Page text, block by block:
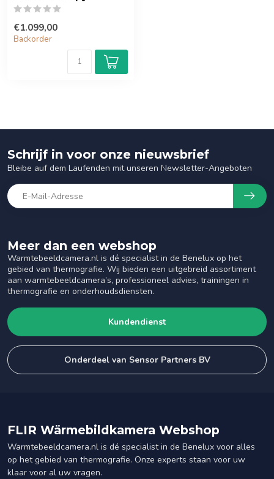
€1.099,00
Backorder
Meer dan een webshop
Warmtebeeldcamera.nl is dé specialist in de Benelux op het
gebied van thermografie. Wij bieden een uitgebreid assortiment
aan warmtebeeldcamera’s, professioneel advies, trainingen in
thermografie en onderhoudsdiensten.
Kundendienst
Onderdeel van Sensor Partners BV
Schrijf in voor onze nieuwsbrief
Bleibe auf dem Laufenden mit unseren Newsletter-Angeboten
FLIR Wärmebildkamera Webshop
Warmtebeeldcamera.nl is dé specialist in de Benelux voor alles
op het gebied van thermografie. Onze experts staan voor uw
klaar voor al uw vragen.